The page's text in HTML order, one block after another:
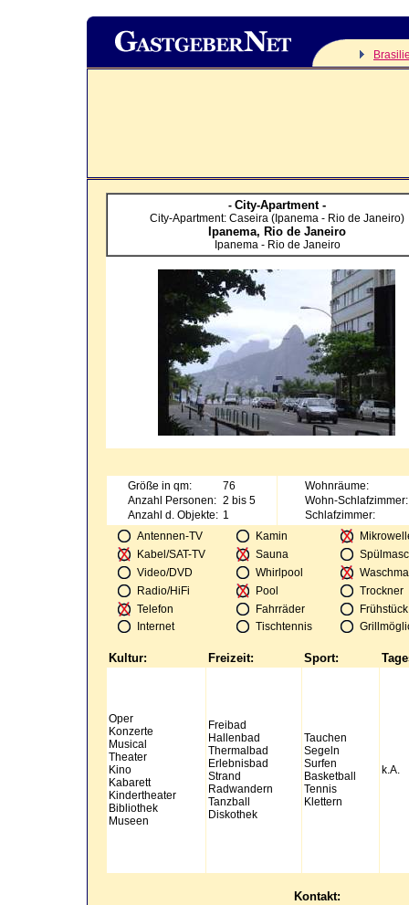
- City-Apartment -
City-Apartment: Caseira (Ipanema - Rio de Janeiro)
Ipanema, Rio de Janeiro
Ipanema - Rio de Janeiro
Größe in qm:
76
Anzahl Personen: 2 bis 5
Anzahl d. Objekte: 1
Wohnräume:
Wohn-Schlafzimmer:
Schlafzimmer:
Antennen-TV
Kamin
Kabel/SAT-TV
Sauna
Video/DVD
Whirlpool
Radio/HiFi
Pool
Trockner
Telefon
Fahrräder
Internet
Tischtennis
Kultur: Freizeit: Sport:
Oper
Konzerte
Musical
Theater
Kino
Kabarett
Kindertheater
Bibliothek
Museen
Freibad
Hallenbad
Thermalbad
Erlebnisbad
Strand
Radwandern
Tanzball
Diskothek
Tauchen
Segeln
Surfen
Basketball
Tennis
Klettern
k.A.
Kontakt: